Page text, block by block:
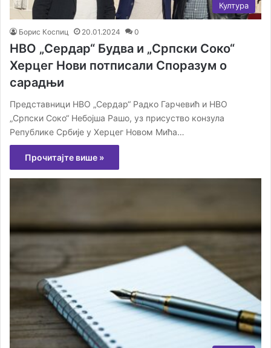
Култура
Борис Коспиц 20.01.2024 0
НВО „Сердар“ Будва и „Српски Соко“
Херцег Нови потписали Споразум о
сарадњи
Представници НВО „Сердар“ Радко Гарчевић и НВО
„Српски Соко“ Небојша Рашо, уз присуство конзулa
Републике Србије у Херцег Новом Мића…
Прочитајте више »